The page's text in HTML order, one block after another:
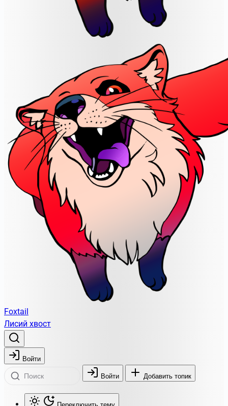
Foxtail
Лисий хвост
Войти
Войти Добавить топик